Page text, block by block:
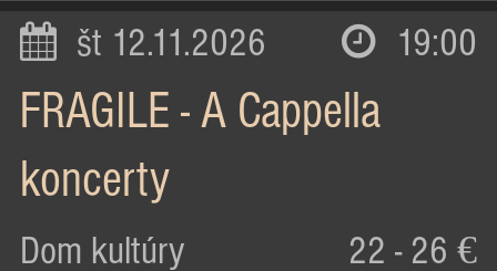
št 12.11.2026 19:00
FRAGILE - A Cappella
koncerty
Dom kultúry 22 - 26 €